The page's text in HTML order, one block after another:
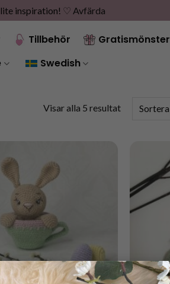
inspiration! ♡ Avfärda
Tillbehör
Gratismönster
Swedish
Visar alla 5 resultatSortera